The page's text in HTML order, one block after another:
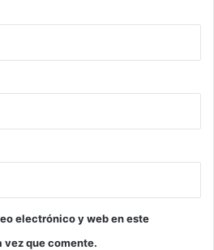
electrónico y web en este
vez que comente.